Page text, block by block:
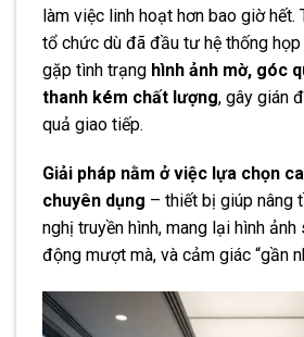
làm việc linh hoạt hơn bao giờ hết.
tổ chức dù đã đầu tư hệ thống
gặp tình trạng hình ảnh mờ, góc
thanh kém chất lượng, gây gián
quả giao tiếp.
Giải pháp nằm ở việc lựa chọn
chuyên dụng – thiết bị giúp nâng
nghị truyền hình, mang lại hình ảnh
động mượt mà, và cảm giác “gần